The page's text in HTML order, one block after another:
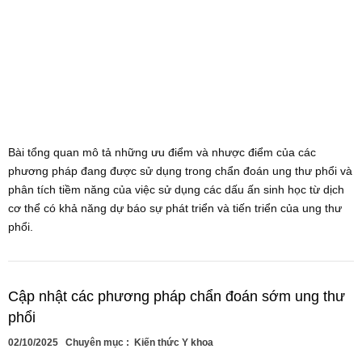
Bài tổng quan mô tả những ưu điểm và nhược điểm của các
phương pháp đang được sử dụng trong chẩn đoán ung thư phổi và
phân tích tiềm năng của việc sử dụng các dấu ấn sinh học từ dịch
cơ thể có khả năng dự báo sự phát triển và tiến triển của ung thư
phổi.
Cập nhật các phương pháp chẩn đoán sớm ung thư
phổi
02/10/2025 Chuyên mục : Kiến thức Y khoa